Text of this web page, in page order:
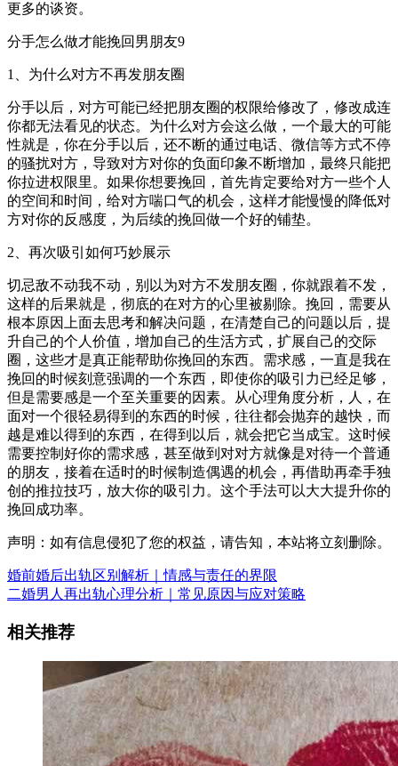
更多的谈资。
分手怎么做才能挽回男朋友9
1、为什么对方不再发朋友圈
分手以后，对方可能已经把朋友圈的权限给修改了，修改成连
你都无法看见的状态。为什么对方会这么做，一个最大的可能
性就是，你在分手以后，还不断的通过电话、微信等方式不停
的骚扰对方，导致对方对你的负面印象不断增加，最终只能把
你拉进权限里。如果你想要挽回，首先肯定要给对方一些个人
的空间和时间，给对方喘口气的机会，这样才能慢慢的降低对
方对你的反感度，为后续的挽回做一个好的铺垫。
2、再次吸引如何巧妙展示
切忌敌不动我不动，别以为对方不发朋友圈，你就跟着不发，
这样的后果就是，彻底的在对方的心里被剔除。挽回，需要从
根本原因上面去思考和解决问题，在清楚自己的问题以后，提
升自己的个人价值，增加自己的生活方式，扩展自己的交际
圈，这些才是真正能帮助你挽回的东西。需求感，一直是我在
挽回的时候刻意强调的一个东西，即使你的吸引力已经足够，
但是需要感是一个至关重要的因素。从心理角度分析，人，在
面对一个很轻易得到的东西的时候，往往都会抛弃的越快，而
越是难以得到的东西，在得到以后，就会把它当成宝。这时候
需要控制好你的需求感，甚至做到对对方就像是对待一个普通
的朋友，接着在适时的时候制造偶遇的机会，再借助再牵手独
创的推拉技巧，放大你的吸引力。这个手法可以大大提升你的
挽回成功率。
声明：如有信息侵犯了您的权益，请告知，本站将立刻删除。
婚前婚后出轨区别解析｜情感与责任的界限
二婚男人再出轨心理分析｜常见原因与应对策略
相关推荐